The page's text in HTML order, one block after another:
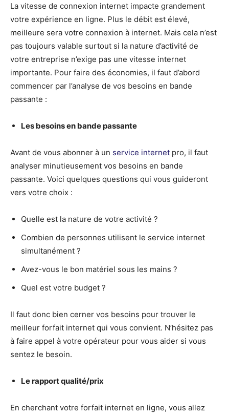
La vitesse de connexion internet impacte grandement
votre expérience en ligne. Plus le débit est élevé,
meilleure sera votre connexion à internet. Mais cela n’est
pas toujours valable surtout si la nature d’activité de
votre entreprise n’exige pas une vitesse internet
importante. Pour faire des économies, il faut d’abord
commencer par l’analyse de vos besoins en bande
passante :
Les besoins en bande passante
Avant de vous abonner à un service internet pro, il faut
analyser minutieusement vos besoins en bande
passante. Voici quelques questions qui vous guideront
vers votre choix :
Quelle est la nature de votre activité ?
Combien de personnes utilisent le service internet
simultanément ?
Avez-vous le bon matériel sous les mains ?
Quel est votre budget ?
Il faut donc bien cerner vos besoins pour trouver le
meilleur forfait internet qui vous convient. N’hésitez pas
à faire appel à votre opérateur pour vous aider si vous
sentez le besoin.
Le rapport qualité/prix
En cherchant votre forfait internet en ligne, vous allez